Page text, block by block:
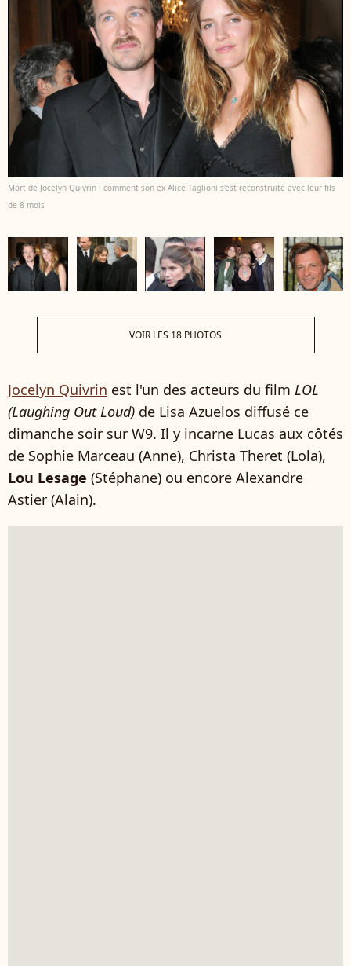
Mort de Jocelyn Quivrin : comment son ex Alice Taglioni s'est reconstruite avec leur fils
de 8 mois
VOIR LES 18 PHOTOS
Jocelyn Quivrin est l'un des acteurs du film LOL
(Laughing Out Loud) de Lisa Azuelos diffusé ce
dimanche soir sur W9. Il y incarne Lucas aux côtés
de Sophie Marceau (Anne), Christa Theret (Lola),
Lou Lesage (Stéphane) ou encore Alexandre
Astier (Alain).